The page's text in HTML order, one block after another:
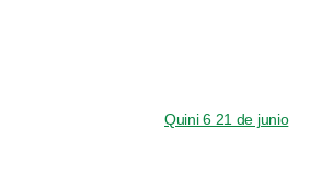
Quini 6 21 de junio